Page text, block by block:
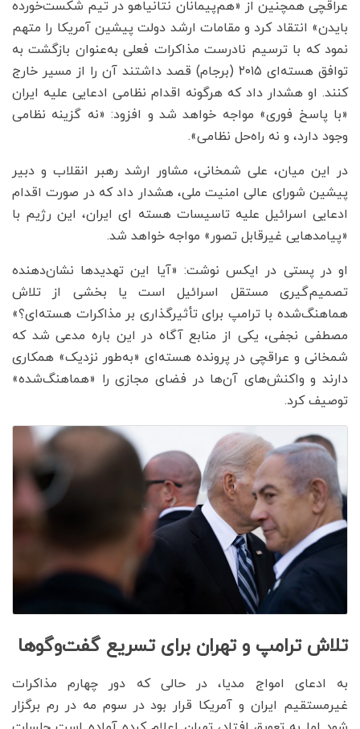
عراقچی همچنین از «هم‌پیمانان نتانیاهو در تیم شکست‌خورده
بایدن» انتقاد کرد و مقامات ارشد دولت پیشین آمریکا را متهم
نمود که با ترسیم نادرست مذاکرات فعلی به‌عنوان بازگشت به
توافق هسته‌ای ۲۰۱۵ (برجام) قصد داشتند آن را از مسیر خارج
کنند. او هشدار داد که هرگونه اقدام نظامی ادعایی علیه ایران
«با پاسخ فوری» مواجه خواهد شد و افزود: «نه گزینه نظامی
وجود دارد، و نه راه‌حل نظامی».
در این میان، علی شمخانی، مشاور ارشد رهبر انقلاب و دبیر
پیشین شورای عالی امنیت ملی، هشدار داد که در صورت اقدام
ادعایی اسرائیل علیه تاسیسات هسته ای ایران، این رژیم با
«پیامدهایی غیرقابل تصور» مواجه خواهد شد.
او در پستی در ایکس نوشت: «آیا این تهدیدها نشان‌دهنده
تصمیم‌گیری مستقل اسرائیل است یا بخشی از تلاش
هماهنگ‌شده با ترامپ برای تأثیرگذاری بر مذاکرات هسته‌ای؟»
مصطفی نجفی، یکی از منابع آگاه در این باره مدعی شد که
شمخانی و عراقچی در پرونده هسته‌ای «به‌طور نزدیک» همکاری
دارند و واکنش‌های آن‌ها در فضای مجازی را «هماهنگ‌شده»
توصیف کرد.
تلاش ترامپ و تهران برای تسریع گفت‌و‌گوها
به ادعای امواج مدیا، در حالی که دور چهارم مذاکرات
غیرمستقیم ایران و آمریکا قرار بود در سوم مه در رم برگزار